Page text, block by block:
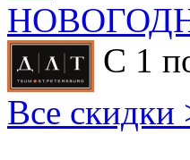
С 1
Все скидки